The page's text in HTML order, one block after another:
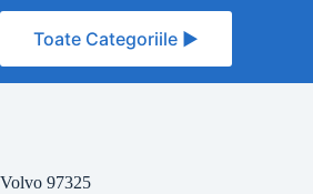
Toate Categoriile ►
Volvo 97325